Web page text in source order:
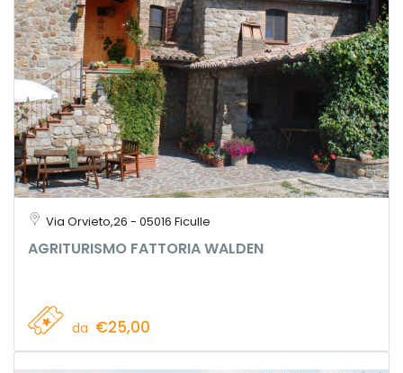
Via Orvieto,26 - 05016 Ficulle
AGRITURISMO FATTORIA WALDEN
da €25,00